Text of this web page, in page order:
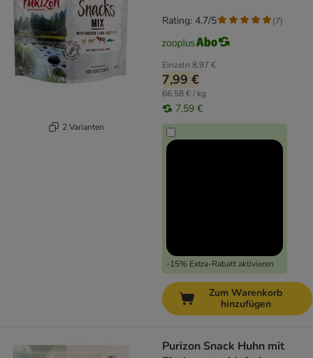
2 Varianten
Einzeln 8,97 €
7,99 €
66,58 € / kg
7,59 €
-15% Extra-Rabatt aktivieren
Rating: 4.7/5 (7)
Zum Warenkorb
hinzufügen
Purizon Snack Huhn mit